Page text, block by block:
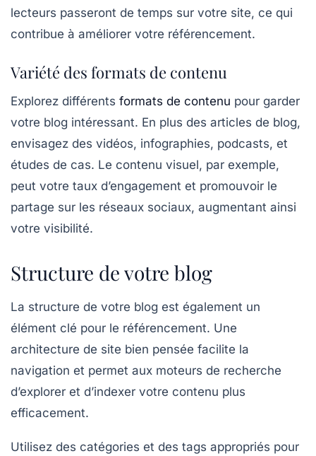
lecteurs passeront de temps sur votre site, ce qui
contribue à améliorer votre référencement.
Variété des formats de contenu
Explorez différents formats de contenu pour garder
votre blog intéressant. En plus des articles de blog,
envisagez des vidéos, infographies, podcasts, et
études de cas. Le contenu visuel, par exemple,
peut votre taux d’engagement et promouvoir le
partage sur les réseaux sociaux, augmentant ainsi
votre visibilité.
Structure de votre blog
La structure de votre blog est également un
élément clé pour le référencement. Une
architecture de site bien pensée facilite la
navigation et permet aux moteurs de recherche
d’explorer et d’indexer votre contenu plus
efficacement.
Utilisez des catégories et des tags appropriés pour